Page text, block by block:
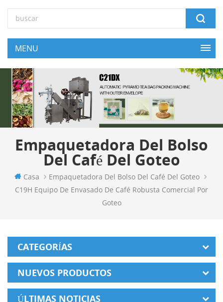
Empaquetadora Del Bolso
Del Café Del Goteo
Casa
Empaquetadora Del Bolso Del Café Del Goteo
C19H Equipo De Envasado De Café Robusta Comercial Por
Goteo
CATEGORÍAS
NUEVOS PRODUCTOS
ÚLTIMAS NOTICIAS